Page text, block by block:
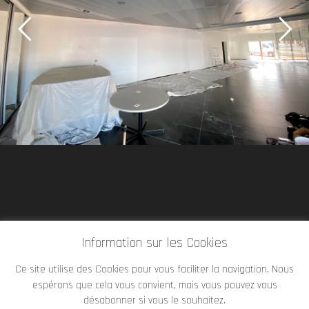
Information sur les Cookies
Ce site utilise des Cookies pour vous faciliter la navigation. Nous
espérons que cela vous convient, mais vous pouvez vous
désabonner si vous le souhaitez.